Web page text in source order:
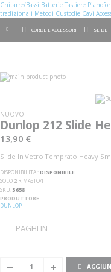
Chitarre/Bassi Batterie Tastiere
tradizionali Metodi Custodie Cavi
CORDE E ACCESSORI SLIDE
Vai
alla
galleria
di
immagini
galleria
di
immagini
NUOVO
Dunlop 212 Slide
13,90 €
Slide In Vetro Temprato Heavy
DISPONIBILITA':DISPONIBILE
SOLO 2 RIMASTO/I
SKU 3658
PRODUTTORE
DUNLOP
PAGHI IN